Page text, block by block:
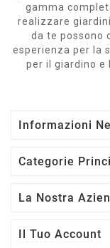
gamma
realizzare
da te possono
esperienza per la
per il giardino e
Informazioni
Categorie
La Nostra
Il Tuo Account